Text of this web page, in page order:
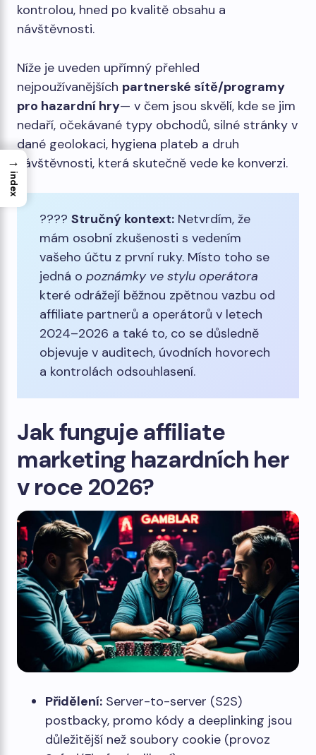
kontrolou, hned po kvalitě obsahu a
návštěvnosti.
Níže je uveden upřímný přehled
nejpoužívanějších partnerské sítě/programy
pro hazardní hry— v čem jsou skvělí, kde se jim
nedaří, očekávané typy obchodů, silné stránky v
dané geolokaci, hygiena plateb a druh
návštěvnosti, která skutečně vede ke konverzi.
???? Stručný kontext: Netvrdím, že
mám osobní zkušenosti s vedením
vašeho účtu z první ruky. Místo toho se
jedná o poznámky ve stylu operátora
které odrážejí běžnou zpětnou vazbu od
affiliate partnerů a operátorů v letech
2024–2026 a také to, co se důsledně
objevuje v auditech, úvodních hovorech
a kontrolách odsouhlasení.
Jak funguje affiliate
marketing hazardních her
v roce 2026?
Přidělení: Server-to-server (S2S)
postbacky, promo kódy a deeplinking jsou
důležitější než soubory cookie (provoz
→
index